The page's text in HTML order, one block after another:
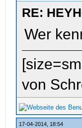
RE:
Wer
von
17-04-2014, 18:54